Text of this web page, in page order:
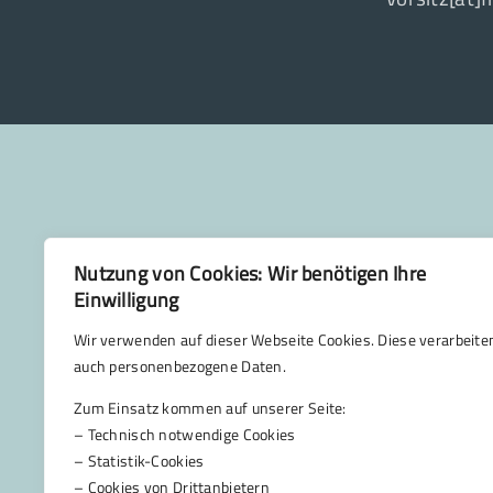
Nutzung von Cookies: Wir benötigen Ihre
Einwilligung
Wir verwenden auf dieser Webseite Cookies. Diese
auch personenbezogene Daten.
Zum Einsatz kommen auf unserer Seite:
– Technisch notwendige Cookies
– Statistik-Cookies
– Cookies von Drittanbietern